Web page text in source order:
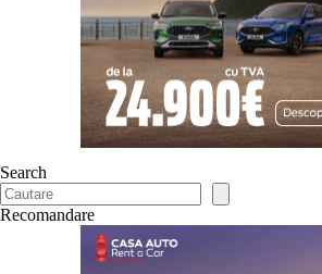
Search
Recomandare